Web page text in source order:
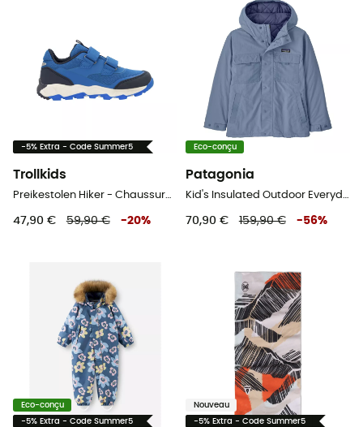
-5% Extra - Code Summer5
Trollkids
47,90 € 59,90 € -20%
Eco-conçu
Patagonia
70,90 € 159,90 € -56%
Eco-conçu
-5% Extra - Code Summer5
Nouveau
-5% Extra - Code Summer5